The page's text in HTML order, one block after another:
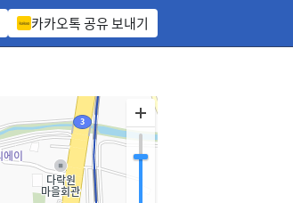
카카오톡 공유 보내기